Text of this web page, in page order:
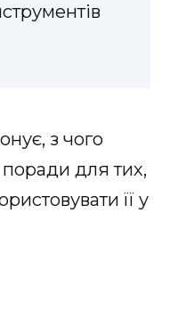
з чого
для тих,
її у